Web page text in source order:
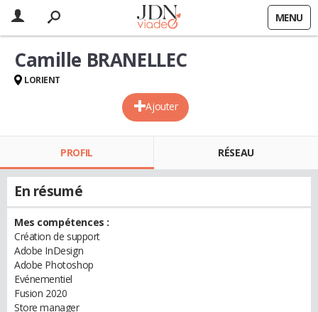
MENU
Ajouter
Camille BRANELLEC
LORIENT
PROFIL RÉSEAU
En résumé
Mes compétences :
Création de support
Adobe InDesign
Adobe Photoshop
Evénementiel
Fusion 2020
Store manager